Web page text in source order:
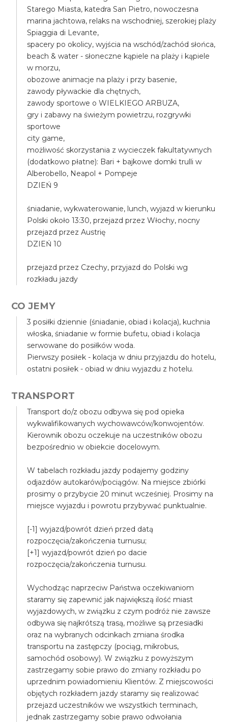
Starego Miasta, katedra San Pietro, nowoczesna
marina jachtowa, relaks na wschodniej, szerokiej plaży
Spiaggia di Levante,
spacery po okolicy, wyjścia na wschód/zachód słońca,
beach & water - słoneczne kąpiele na plaży i kąpiele
w morzu,
obozowe animacje na plaży i przy basenie,
zawody pływackie dla chętnych,
zawody sportowe o WIELKIEGO ARBUZA,
gry i zabawy na świeżym powietrzu, rozgrywki
sportowe
city game,
możliwość skorzystania z wycieczek fakultatywnych
(dodatkowo płatne): Bari + bajkowe domki trulli w
Alberobello, Neapol + Pompeje
DZIEŃ 9
śniadanie, wykwaterowanie, lunch, wyjazd w kierunku
Polski około 13:30, przejazd przez Włochy, nocny
przejazd przez Austrię
DZIEŃ 10
przejazd przez Czechy, przyjazd do Polski wg
rozkładu jazdy
CO JEMY
3 posiłki dziennie (śniadanie, obiad i kolacja), kuchnia
włoska, śniadanie w formie bufetu, obiad i kolacja
serwowane do posiłków woda.
Pierwszy posiłek - kolacja w dniu przyjazdu do hotelu,
ostatni posiłek - obiad w dniu wyjazdu z hotelu.
TRANSPORT
Transport do/z obozu odbywa się pod opieka
wykwalifikowanych wychowawców/konwojentów.
Kierownik obozu oczekuje na uczestników obozu
bezpośrednio w obiekcie docelowym.
W tabelach rozkładu jazdy podajemy godziny
odjazdów autokarów/pociągów. Na miejsce zbiórki
prosimy o przybycie 20 minut wcześniej. Prosimy na
miejsce wyjazdu i powrotu przybywać punktualnie.
[-1] wyjazd/powrót dzień przed datą
rozpoczęcia/zakończenia turnusu;
[+1] wyjazd/powrót dzień po dacie
rozpoczęcia/zakończenia turnusu.
Wychodząc naprzeciw Państwa oczekiwaniom
staramy się zapewnić jak największą ilość miast
wyjazdowych, w związku z czym podróż nie zawsze
odbywa się najkrótszą trasą, możliwe są przesiadki
oraz na wybranych odcinkach zmiana środka
transportu na zastępczy (pociąg, mikrobus,
samochód osobowy). W związku z powyższym
zastrzegamy sobie prawo do zmiany rozkładu po
uprzednim powiadomieniu Klientów. Z miejscowości
objętych rozkładem jazdy staramy się realizować
przejazd uczestników we wszystkich terminach,
jednak zastrzegamy sobie prawo odwołania